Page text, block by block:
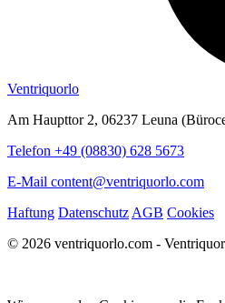
Ventriquorlo
Am Haupttor 2, 06237 Leuna
Telefon +49 (08830) 628 5673
E-Mail content@ventriquorlo.com
Haftung Datenschutz AGB Cookies
© 2026 ventriquorlo.com -